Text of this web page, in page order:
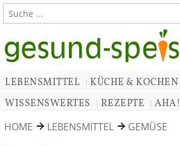
LEBENSMITTEL
KÜCHE & KOCHEN
WISSENSWERTES
REZEPTE
AHA!
HOME
LEBENSMITTEL GEMÜSE